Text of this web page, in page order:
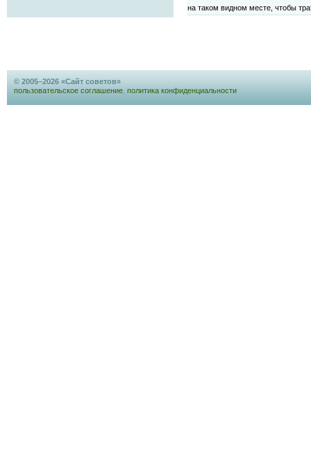
на таком видном месте, чтобы
© 2005–2026 «Сайт советов»
пользовательское соглашение политика конфиденциальности